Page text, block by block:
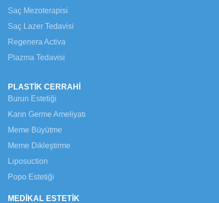
Saç Mezoterapisi
Saç Lazer Tedavisi
Regenera Activa
Plazma Tedavisi
PLASTİK CERRAHİ
Burun Estetiği
Karın Germe Ameliyatı
Meme Büyütme
Meme Dikleştirme
Liposuction
Popo Estetiği
MEDİKAL ESTETİK